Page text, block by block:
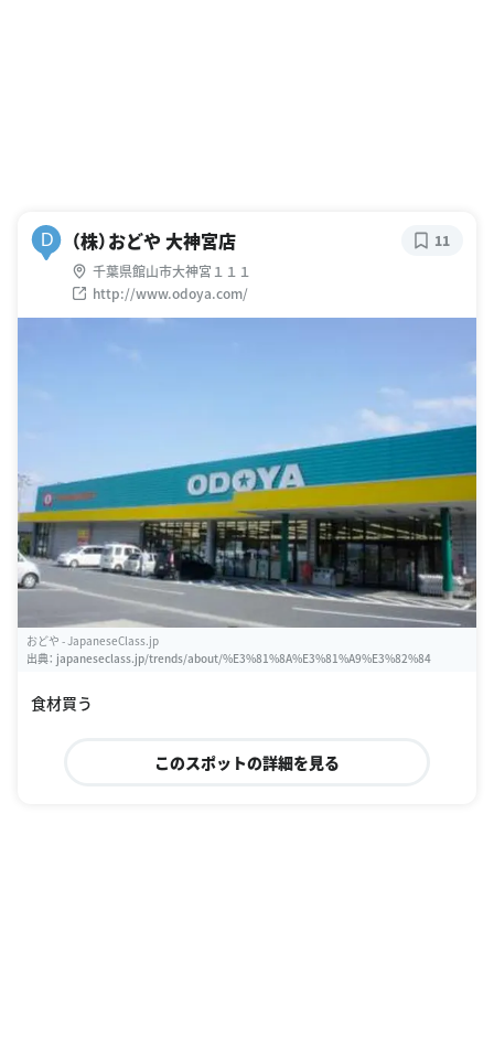
D （株）おどや 大神宮店
千葉県館山市大神宮１１１
http://www.odoya.com/
11
おどや - JapaneseClass.jp
出典： japaneseclass.jp/trends/about/%E3%81%8A%E3%81%A9%E3%82%84
食材買う
このスポットの詳細を見る